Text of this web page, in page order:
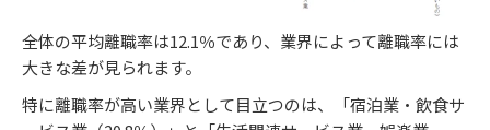
全体の平均離職率は12.1％であり、業界によって離職率には
大きな差が見られます。
特に離職率が高い業界として目立つのは、「宿泊業・飲食サ